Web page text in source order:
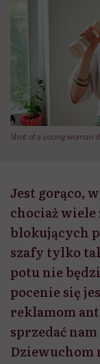
Shot of a young woman
Jest gorąco,
chociaż
blokujących
szafy tylko
potu nie
pocenie się
reklamom
sprzedać
Dziewuchom